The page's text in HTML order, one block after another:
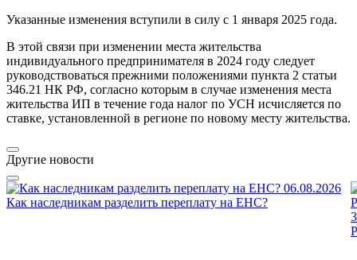
Указанные изменения вступили в силу с 1 января 2025 года.
В этой связи при изменении места жительства
индивидуального предпринимателя в 2024 году следует
руководствоваться прежними положениями пункта 2 статьи
346.21 НК РФ, согласно которым в случае изменения места
жительства ИП в течение года налог по УСН исчисляется по
ставке, установленной в регионе по новому месту жительства.
Другие новости
06.08.2026
Как наследникам разделить переплату на ЕНС?